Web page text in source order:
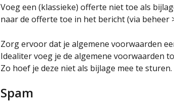
Voeg een (klassieke) offerte niet toe als
naar de offerte toe in het bericht (via beheer
Zorg ervoor dat je algemene voorwaarden
Idealiter voeg je de algemene voorwaarden
Zo hoef je deze niet als bijlage mee te sturen.
Spam